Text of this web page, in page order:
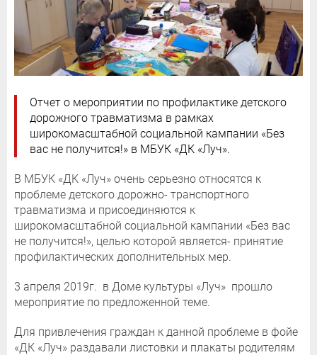
Отчет о мероприятии по профилактике детского
дорожного травматизма в рамках
широкомасштабной социальной кампании «Без
вас не получится!» в МБУК «ДК «Луч».
В МБУК «ДК «Луч» очень серьезно относятся к
проблеме детского дорожно- транспортного
травматизма и присоединяются к
широкомасштабной социальной кампании «Без вас
не получится!», целью которой является- принятие
профилактических дополнительных мер.
3 апреля 2019г. в Доме культуры «Луч» прошло
мероприятие по предложенной теме.
Для привлечения граждан к данной проблеме в фойе
«ДК «Луч» раздавали листовки и плакаты родителям